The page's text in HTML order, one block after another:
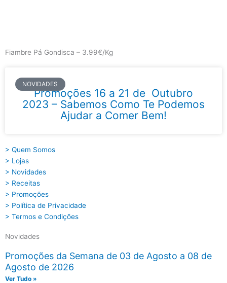
Fiambre Pá Gondisca – 3.99€/Kg
NOVIDADES
Promoções 16 a 21 de Outubro
2023 – Sabemos Como Te Podemos
Ajudar a Comer Bem!
> Quem Somos
> Lojas
> Novidades
> Receitas
> Promoções
> Política de Privacidade
> Termos e Condições
Novidades
Promoções da Semana de 03 de Agosto a 08 de
Agosto de 2026
Ver Tudo »